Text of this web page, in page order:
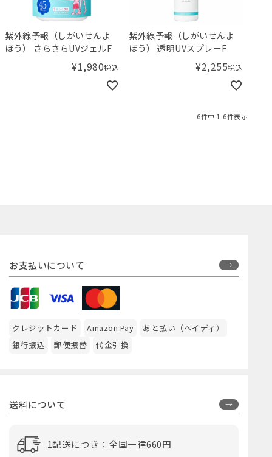
紫外線予報（しがいせんよ
ほう） さらさらUVジェルF
¥1,980税込
紫外線予報（しがいせんよ
ほう） 透明UVスプレーF
¥2,255税込
6件中 1-6件表示
お支払いについて
クレジットカード Amazon Pay
あと払い（ペイディ）
銀行振込
郵便振替 代金引換
送料について
1配送につき：全国一律660円